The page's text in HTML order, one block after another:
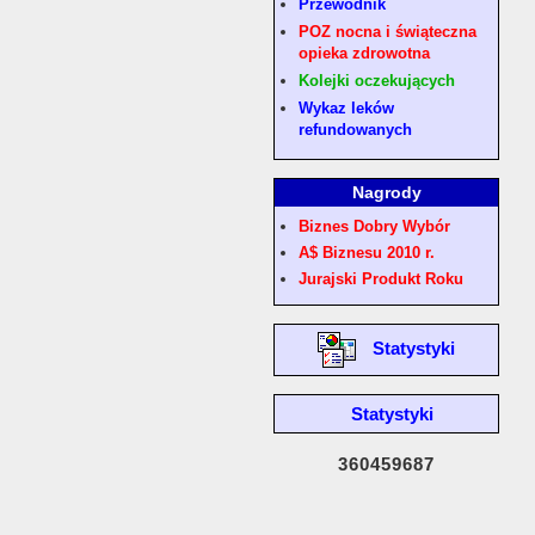
Przewodnik
POZ nocna i świąteczna
opieka zdrowotna
Kolejki oczekujących
Wykaz leków
refundowanych
Nagrody
Biznes Dobry Wybór
A$ Biznesu 2010 r.
Jurajski Produkt Roku
Statystyki
Statystyki
360459687